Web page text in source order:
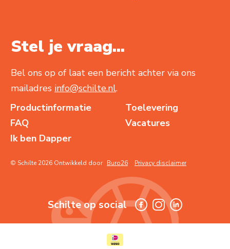
Stel je vraag...
Bel ons op of laat een bericht achter via ons
mailadres info@schilte.nl.
Productinformatie
Toelevering
FAQ
Vacatures
Ik ben Dapper
© Schilte 2026 Ontwikkeld door Buro26 Privacy disclaimer
Schilte op social